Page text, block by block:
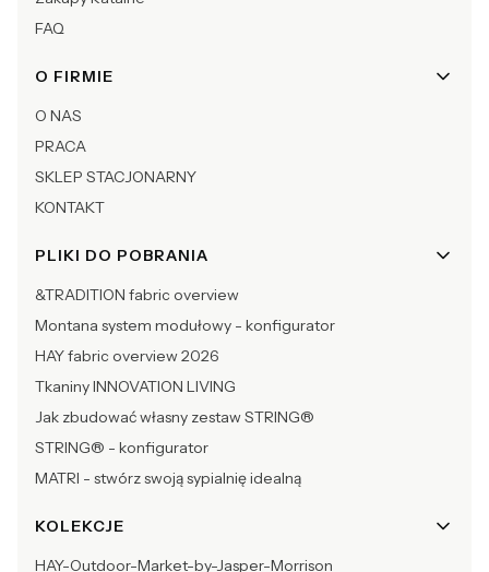
FAQ
O FIRMIE
O NAS
PRACA
SKLEP STACJONARNY
KONTAKT
PLIKI DO POBRANIA
&TRADITION fabric overview
Montana system modułowy - konfigurator
HAY fabric overview 2026
Tkaniny INNOVATION LIVING
Jak zbudować własny zestaw STRING®
STRING® - konfigurator
MATRI - stwórz swoją sypialnię idealną
KOLEKCJE
HAY-Outdoor-Market-by-Jasper-Morrison